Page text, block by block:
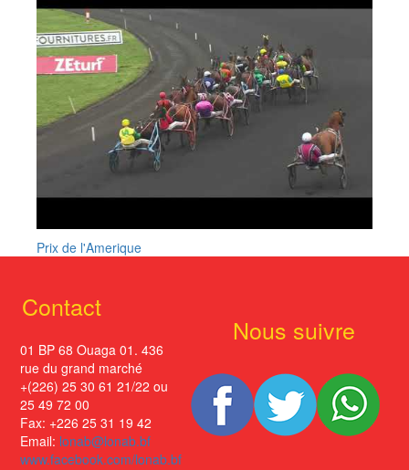
Prix de l'Amerique
Contact
01 BP 68 Ouaga 01. 436
rue du grand marché
+(226) 25 30 61 21/22 ou
25 49 72 00
Fax: +226 25 31 19 42
Email: lonab@lonab.bf
www.facebook.com/lonab.bf
Nous suivre